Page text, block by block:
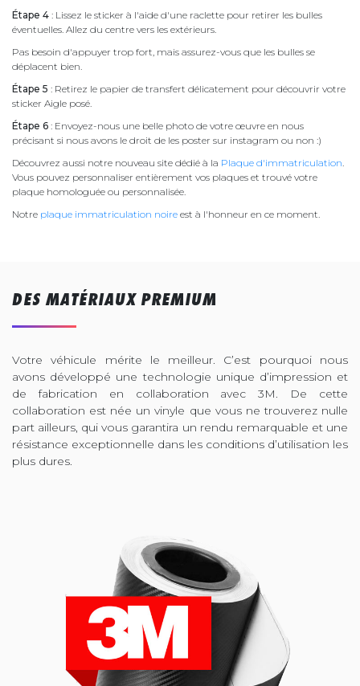
Étape 4 : Lissez le sticker à l'aide d'une raclette pour retirer les bulles
éventuelles. Allez du centre vers les extérieurs.
Pas besoin d'appuyer trop fort, mais assurez-vous que les bulles se
déplacent bien.
Étape 5 : Retirez le papier de transfert délicatement pour découvrir votre
sticker Aigle posé.
Étape 6 : Envoyez-nous une belle photo de votre œuvre en nous
précisant si nous avons le droit de les poster sur instagram ou non :)
Découvrez aussi notre nouveau site dédié à la Plaque d'immatriculation.
Vous pouvez personnaliser entièrement vos plaques et trouvé votre
plaque homologuée ou personnalisée.
Notre plaque immatriculation noire est à l'honneur en ce moment.
DES MATÉRIAUX PREMIUM
Votre véhicule mérite le meilleur. C’est pourquoi nous
avons développé une technologie unique d’impression et
de fabrication en collaboration avec 3M. De cette
collaboration est née un vinyle que vous ne trouverez nulle
part ailleurs, qui vous garantira un rendu remarquable et une
résistance exceptionnelle dans les conditions d’utilisation les
plus dures.